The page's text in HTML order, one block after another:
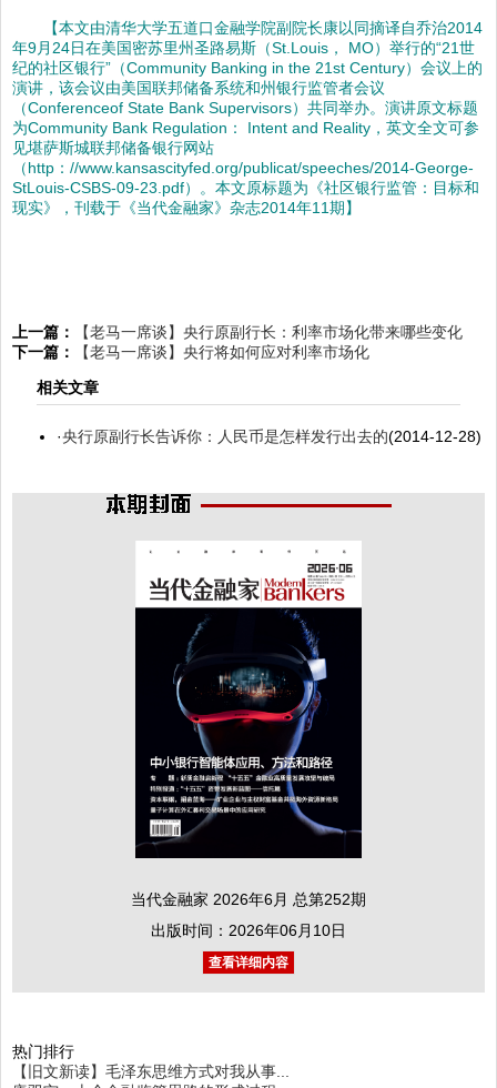
【本文由清华大学五道口金融学院副院长康以同摘译自乔治2014
年9月24日在美国密苏里州圣路易斯（St.Louis， MO）举行的“21世
纪的社区银行”（Community Banking in the 21st Century）会议上的
演讲，该会议由美国联邦储备系统和州银行监管者会议
（Conferenceof State Bank Supervisors）共同举办。演讲原文标题
为Community Bank Regulation： Intent and Reality，英文全文可参
见堪萨斯城联邦储备银行网站
（http：//www.kansascityfed.org/publicat/speeches/2014-George-
StLouis-CSBS-09-23.pdf）。本文原标题为《社区银行监管：目标和
现实》，刊载于《当代金融家》杂志2014年11期】
上一篇：
【老马一席谈】央行原副行长：利率市场化带来哪些变化
下一篇：
【老马一席谈】央行将如何应对利率市场化
相关文章
·央行原副行长告诉你：人民币是怎样发行出去的(2014-12-28)
当代金融家 2026年6月 总第252期
出版时间：2026年06月10日
查看详细内容
热门排行
【旧文新读】毛泽东思维方式对我从事...